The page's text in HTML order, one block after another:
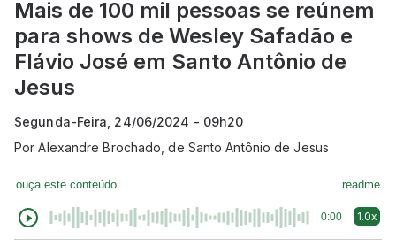
Mais de 100 mil pessoas se reúnem
para shows de Wesley Safadão e
Flávio José em Santo Antônio de
Jesus
Segunda-Feira, 24/06/2024 - 09h20
PorAlexandre Brochado, de Santo Antônio de Jesus
ouça este conteúdo readme
0:00 1.0x